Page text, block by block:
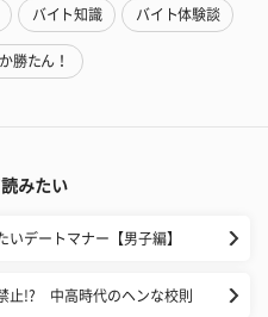
バイト知識 バイト体験談
勝たん！
みたい
デートマナー【男子編】
止!? 中高時代のヘンな校則